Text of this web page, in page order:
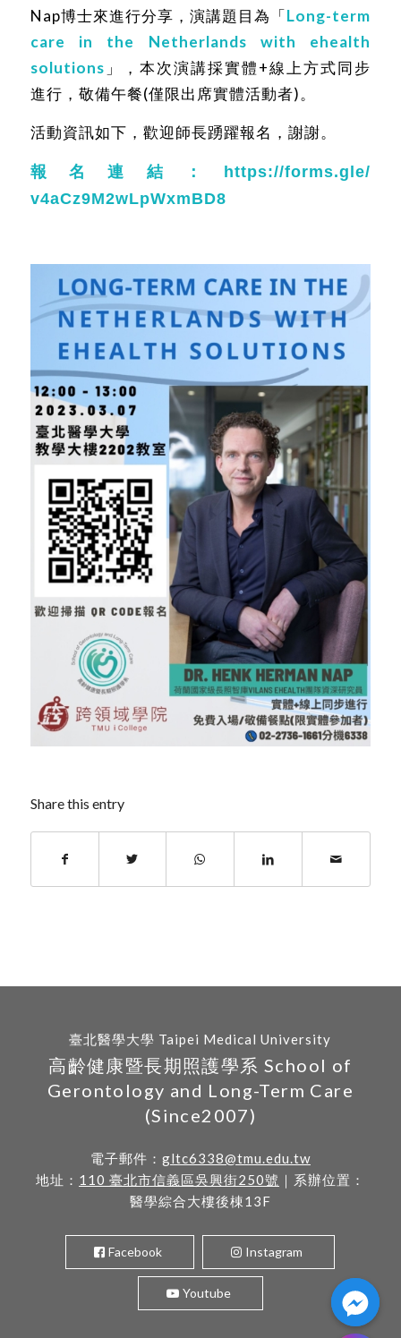
Nap博士來進行分享，演講題目為「Long-term
care in the Netherlands with ehealth
solutions 」，本次演講採實體+線上方式同步
進行， 敬備午餐(僅限出席實體活動者)。
活動資訊如下，歡迎師長踴躍報名，謝謝。
報名連結： https://forms.gle/
v4aCz9M2wLpWxmBD8
Share this entry
臺北醫學大學 Taipei Medical University
高齡健康暨長期照護學系 School of
Gerontology and Long-Term Care
(Since2007)
電子郵件： gltc6338@tmu.edu.tw
地址： 110 臺北市信義區吳興街250號 ｜系辦位置：
醫學綜合大樓後棟13F
Facebook Instagram
Youtube